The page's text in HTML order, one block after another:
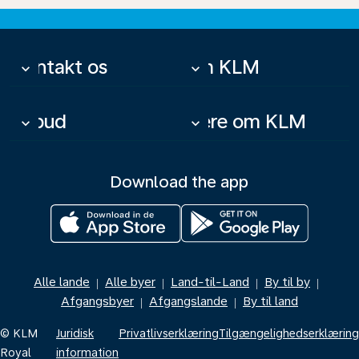
Kontakt os
keyboard_arrow_down Om KLM
keyboard_arrow_down
Tilbud
keyboard_arrow_down Mere om KLM
keyboard_arrow_down
Download the app
Alle lande | Alle byer | Land-til-Land | By til by |
Afgangsbyer | Afgangslande | By til land
© KLM
Royal
Juridisk
information
PrivatlivserklæringTilgængelighedserklæring